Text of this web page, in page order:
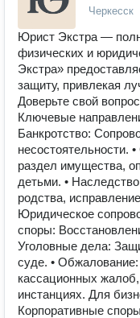
Черкесск
Юрист Экстра —
физических и
Экстра»
защиту, привлекая
Доверьте свой
Ключевые
Банкротство:
несостоятельности.
раздел имущества,
детьми. •
родства,
Юридическое
споры:
Уголовные дела:
суде. •
кассационных
инстанциях. Для
Корпоративные